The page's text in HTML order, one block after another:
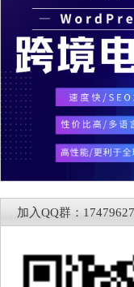
加入QQ群：